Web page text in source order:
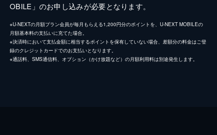
OBILE」のお申し込みが必要となります。
※U-NEXTの月額プラン会員が毎月もらえる1,200円分のポイントを、U-NEXT MOBILEの
月額基本料の支払いに充てた場合。
※決済時において支払金額に相当するポイントを保有していない場合、差額分の料金はご登
録のクレジットカードでのお支払いとなります。
※通話料、SMS通信料、オプション（かけ放題など）の月額利用料は別途発生します。